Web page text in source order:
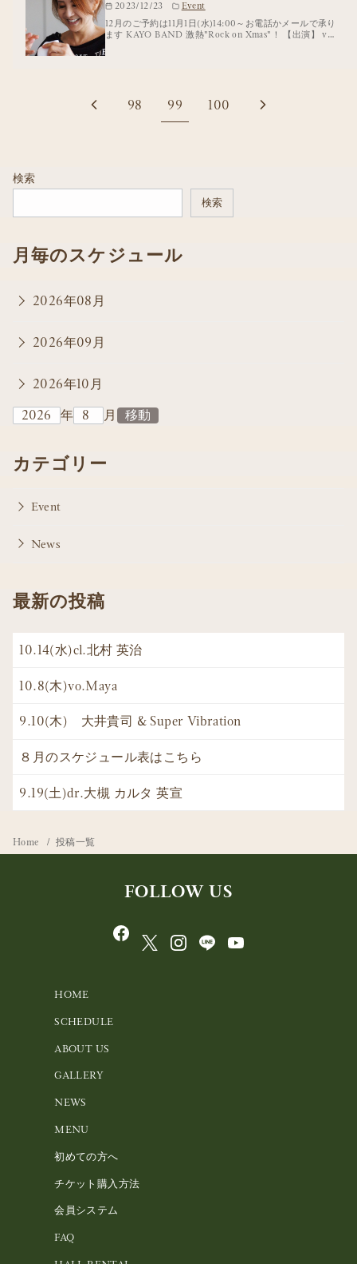
2023/12/23
Event
12月のご予約は11月1日(水)14:00～お電話かメールで承り
ます KAYO BAND 激熱"Rock on Xmas"！ 【出演】 v…
98 99 100
検索
検索
月毎のスケジュール
2026年08月
2026年09月
2026年10月
年
月
カテゴリー
Event
News
最新の投稿
10.14(水)cl.北村 英治
10.8(木)vo.Maya
9.10(木) 大井貴司 & Super Vibration
８月のスケジュール表はこちら
9.19(土)dr.大槻 カルタ 英宣
Home 投稿一覧
FOLLOW US
HOME
SCHEDULE
ABOUT US
GALLERY
NEWS
MENU
初めての方へ
チケット購入方法
会員システム
FAQ